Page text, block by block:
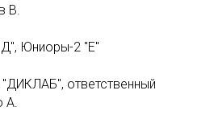
В.
Юниоры-2 "Е"
ответственный
А.